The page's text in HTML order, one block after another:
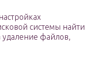
системы найти
удаление файлов,